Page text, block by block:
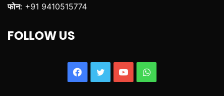
फोन: +91 9410515774
FOLLOW US
Facebook
TwitterYouTubeWhatsApp